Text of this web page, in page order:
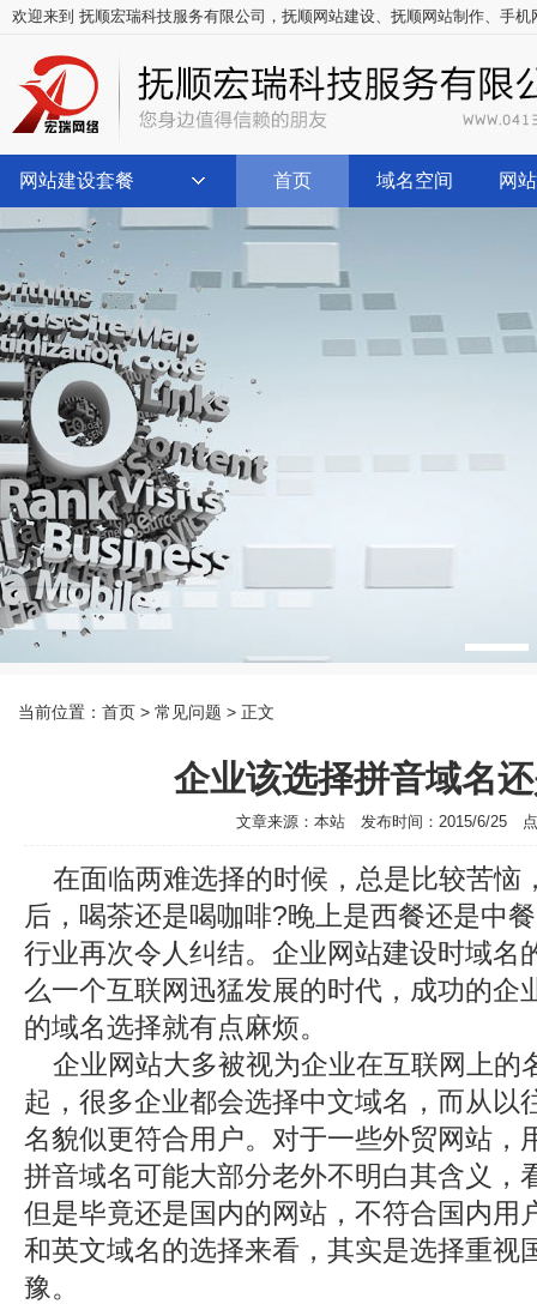
欢迎来到 抚顺宏瑞科技服务有限公司， 抚顺网站建设、 抚顺网站制作、 手机
网站建设套餐 首页 域名空间 网
当前位置： 首页 > 常见问题 > 正文
企业该选择拼音域名
文章来源：本站 发布时间：2015/6/25 点
在面临两难选择的时候，总是比较苦恼
后，喝茶还是喝咖啡?晚上是西餐还是中
行业再次令人纠结。企业网站建设时域名
么一个互联网迅猛发展的时代，成功的企
的域名选择就有点麻烦。
企业网站大多被视为企业在互联网上的
起，很多企业都会选择中文域名，而从以
名貌似更符合用户。对于一些外贸网站，
拼音域名可能大部分老外不明白其含义，
但是毕竟还是国内的网站，不符合国内用
和英文域名的选择来看，其实是选择重视
豫。